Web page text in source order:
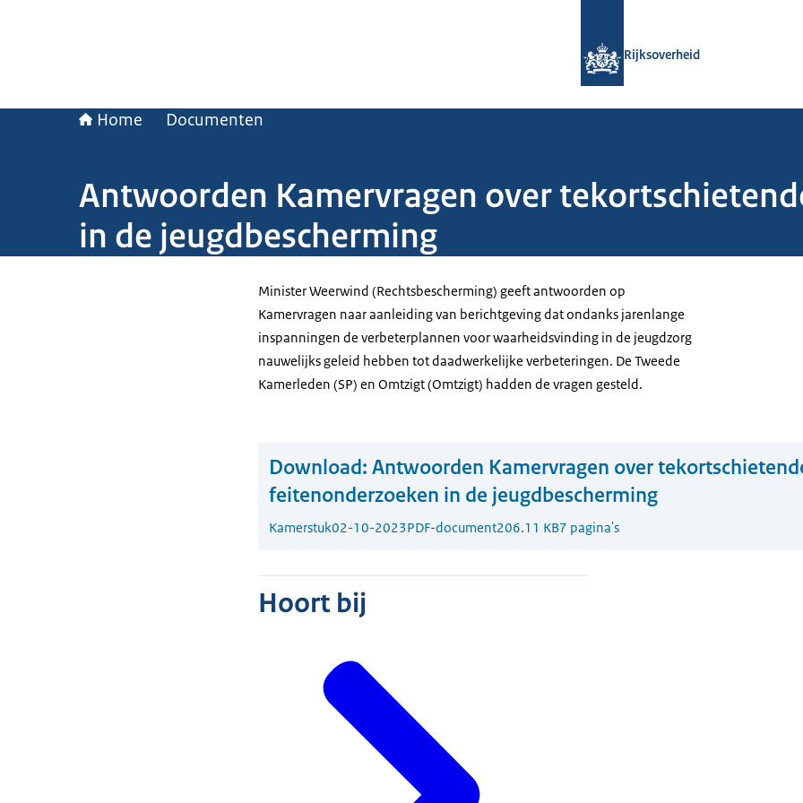
Rijksoverheid
Home Documenten
Antwoorden Kamervragen over
in de jeugdbescherming
Minister Weerwind (Rechtsbescherming) geeft antwoorden op
Kamervragen naar aanleiding van berichtgeving dat ondanks jarenlange
inspanningen de verbeterplannen voor waarheidsvinding in de jeugdzorg
nauwelijks geleid hebben tot daadwerkelijke verbeteringen. De Tweede
Kamerleden (SP) en Omtzigt (Omtzigt) hadden de vragen gesteld.
Download: Antwoorden Kamervragen over
feitenonderzoeken in de jeugdbescherming
Kamerstuk02-10-2023PDF-document206.11 KB7 pagina's
Hoort bij